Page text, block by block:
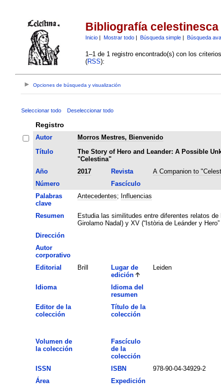
Bibliografía celestinesca
Inicio| Mostrar todo| Búsqueda simple| Búsqueda
1–1 de 1 registro encontrado(s) con los
(RSS):
Opciones de búsqueda y visualización
Seleccionar todo Deseleccionar todo
Registro
Autor
Morros Mestres, Bienvenido
Título
The Story of Hero and Leander: A Possible
"Celestina"
Año
2017 Revista
A Companion to
Número
Fascículo
Palabras
clave
Antecedentes; Influencias
Resumen
Estudia las similitudes entre diferentes relatos
Girolamo Nadal) y XV (“Istòria de Leánder y
Dirección
Autor
corporativo
Editorial
Brill
Lugar de
edición
Leiden
Idioma
Idioma del
resumen
Editor de la
colección
Título de la
colección
Volumen de
la colección
Fascículo
de la
colección
ISSN
ISBN
978-90-04-34929-2
Área
Expedición